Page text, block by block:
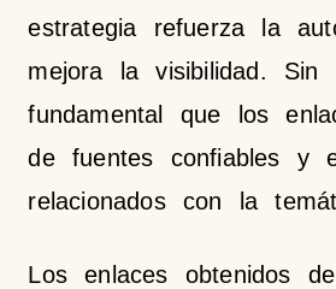
estrategia refuerza la
mejora la visibilidad. Sin
fundamental que los
de fuentes confiables y
relacionados con la
Los enlaces obtenidos